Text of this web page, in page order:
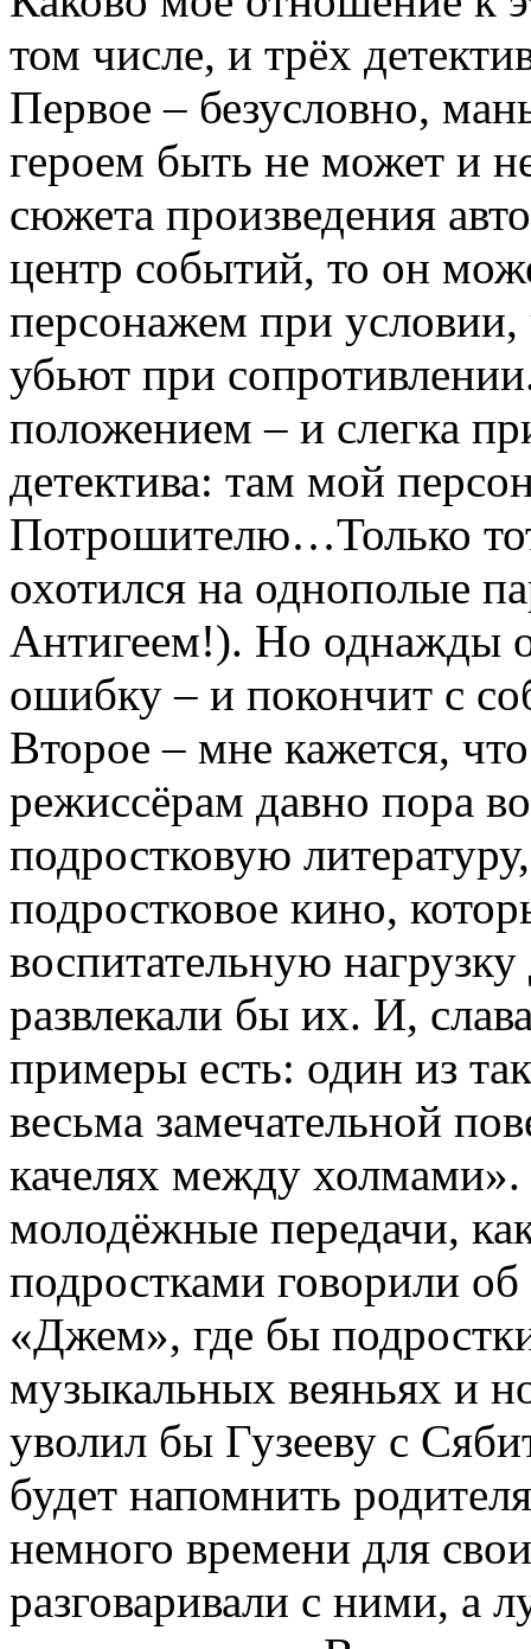
том числе, и трёх
Первое – безусловно,
героем быть не может и
сюжета произведения
центр событий, то он
персонажем при условии,
убьют при
положением – и слегка
детектива: там мой
Потрошителю…Только
охотился на однополые
Антигеем!). Но однажды
ошибку – и покончит с
Второе – мне кажется,
режиссёрам давно пора
подростковую
подростковое кино,
воспитательную
развлекали бы их. И,
примеры есть: один из
весьма замечательной
качелях между
молодёжные передачи,
подростками говорили
«Джем», где бы
музыкальных веяньях и
уволил бы Гузееву с
будет напомнить
немного времени для
разговаривали с ними, а